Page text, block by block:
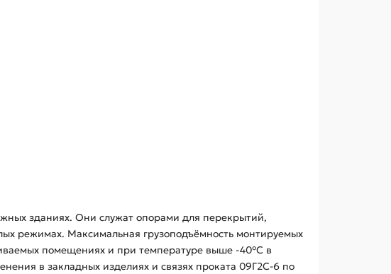
зданиях. Они служат опорами для перекрытий,
режимах. Максимальная грузоподъёмность монтируемых
помещениях и при температуре выше -40°С в
в закладных изделиях и связях проката 09Г2С-6 по